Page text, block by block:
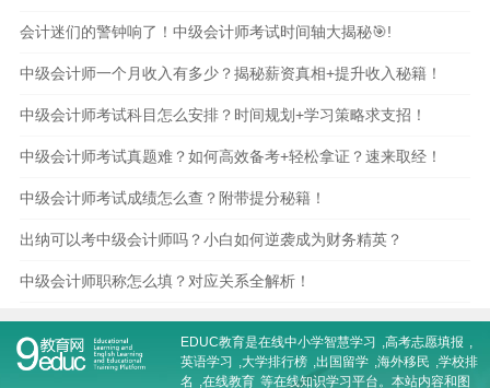
会计迷们的警钟响了！中级会计师考试时间轴大揭秘🎯!
中级会计师一个月收入有多少？揭秘薪资真相+提升收入秘籍！
中级会计师考试科目怎么安排？时间规划+学习策略求支招！
中级会计师考试真题难？如何高效备考+轻松拿证？速来取经！
中级会计师考试成绩怎么查？附带提分秘籍！
出纳可以考中级会计师吗？小白如何逆袭成为财务精英？
中级会计师职称怎么填？对应关系全解析！
EDUC教育是在线中小学智慧学习 高考志愿填报
英语学习
大学排行榜 出国留学 海外移民
学校排
名
在线教育 等在线知识学习平台。本站内容和图